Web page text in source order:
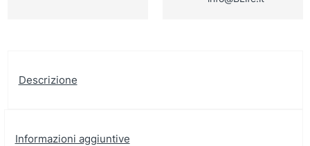
Descrizione
Informazioni aggiuntive